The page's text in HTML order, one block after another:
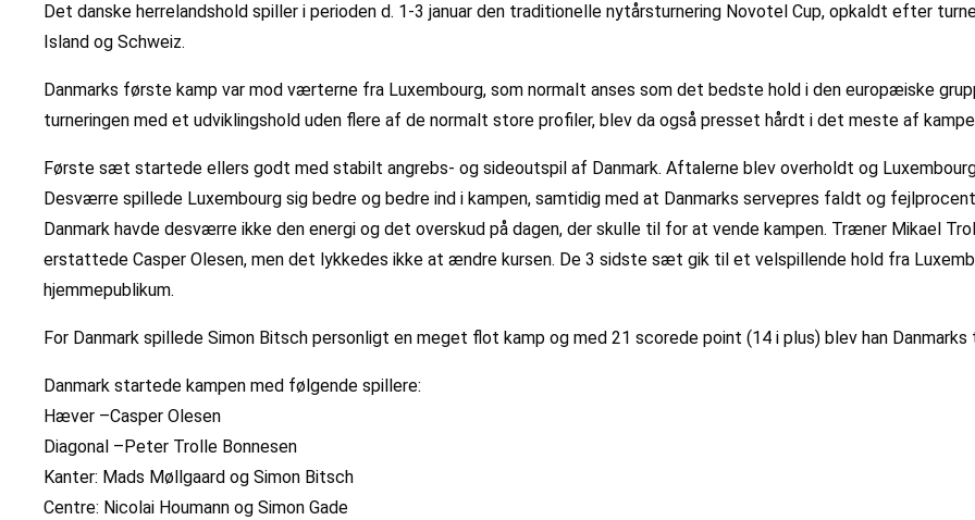
Det danske herrelandshold spiller i perioden d. 1-3 januar den traditionelle nytårsturnering Novotel Cup, opkaldt efter
Island og Schweiz.
Danmarks første kamp var mod værterne fra Luxembourg, som normalt anses som det bedste hold i den europæiske
turneringen med et udviklingshold uden flere af de normalt store profiler, blev da også presset hårdt i det meste af
Første sæt startede ellers godt med stabilt angrebs- og sideoutspil af Danmark. Aftalerne blev overholdt og
Desværre spillede Luxembourg sig bedre og bedre ind i kampen, samtidig med at Danmarks servepres faldt og
Danmark havde desværre ikke den energi og det overskud på dagen, der skulle til for at vende kampen. Træner Mikael
erstattede Casper Olesen, men det lykkedes ikke at ændre kursen. De 3 sidste sæt gik til et velspillende hold fra
hjemmepublikum.
For Danmark spillede Simon Bitsch personligt en meget flot kamp og med 21 scorede point (14 i plus) blev han Danmarks
Danmark startede kampen med følgende spillere:
Hæver –Casper Olesen
Diagonal –Peter Trolle Bonnesen
Kanter: Mads Møllgaard og Simon Bitsch
Centre: Nicolai Houmann og Simon Gade